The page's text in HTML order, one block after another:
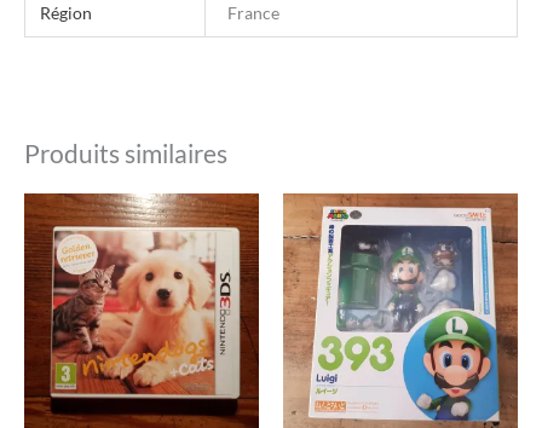
Région France
Produits similaires